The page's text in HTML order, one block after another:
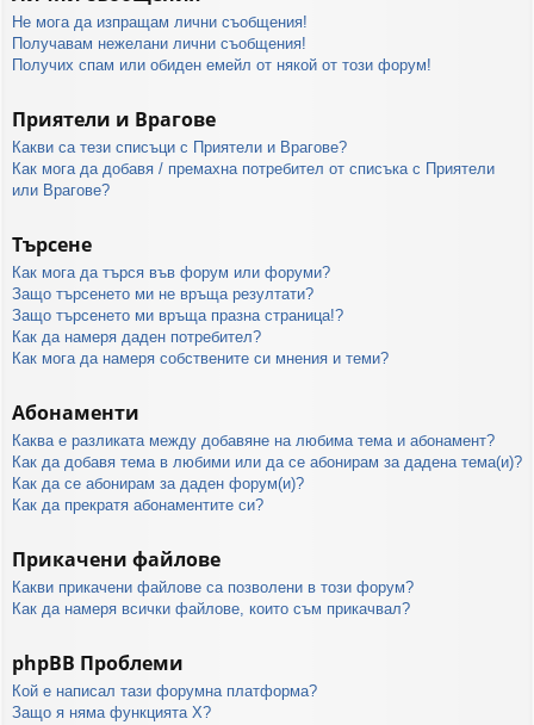
Не мога да изпращам лични съобщения!
Получавам нежелани лични съобщения!
Получих спам или обиден емейл от някой от този форум!
Приятели и Врагове
Какви са тези списъци с Приятели и Врагове?
Как мога да добавя / премахна потребител от списъка с Приятели
или Врагове?
Търсене
Как мога да търся във форум или форуми?
Защо търсенето ми не връща резултати?
Защо търсенето ми връща празна страница!?
Как да намеря даден потребител?
Как мога да намеря собствените си мнения и теми?
Абонаменти
Каква е разликата между добавяне на любима тема и абонамент?
Как да добавя тема в любими или да се абонирам за дадена тема(и)?
Как да се абонирам за даден форум(и)?
Как да прекратя абонаментите си?
Прикачени файлове
Какви прикачени файлове са позволени в този форум?
Как да намеря всички файлове, които съм прикачвал?
phpBB Проблеми
Кой е написал тази форумна платформа?
Защо я няма функцията X?